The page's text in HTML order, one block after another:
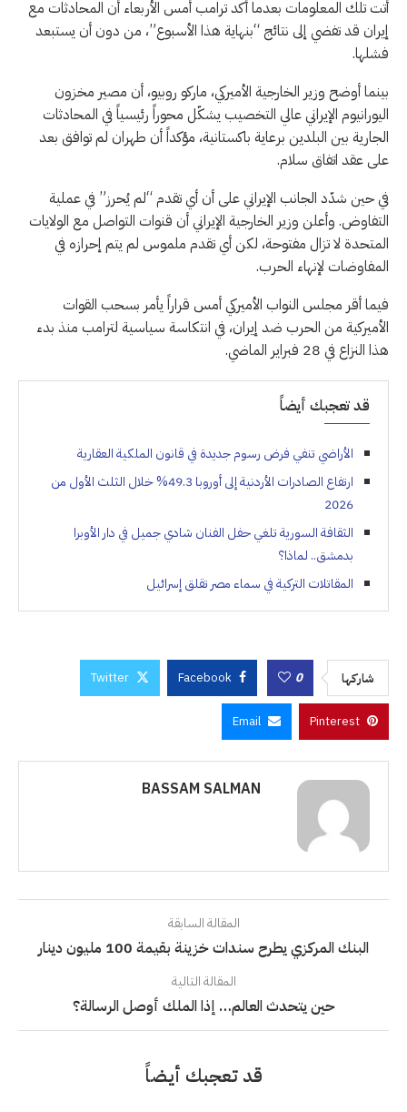
أتت تلك المعلومات بعدما أكد ترامب أمس الأربعاء أن المحادثات مع
إيران قد تفضي إلى نتائج “بنهاية هذا الأسبوع”، من دون أن يستبعد
فشلها.
بينما أوضح وزير الخارجية الأميركي، ماركو روبيو، أن مصير مخزون
اليورانيوم الإيراني عالي التخصيب يشكّل محوراً رئيسياً في المحادثات
الجارية بين البلدين برعاية باكستانية، مؤكداً أن طهران لم توافق بعد
على عقد اتفاق سلام.
في حين شدّد الجانب الإيراني على أن أي تقدم “لم يُحرز” في عملية
التفاوض. وأعلن وزير الخارجية الإيراني أن قنوات التواصل مع الولايات
المتحدة لا تزال مفتوحة، لكن أي تقدم ملموس لم يتم إحرازه في
المفاوضات لإنهاء الحرب.
فيما أقر مجلس النواب الأميركي أمس قراراً يأمر بسحب القوات
الأميركية من الحرب ضد إيران، في انتكاسة سياسية لترامب منذ بدء
هذا النزاع في 28 فبراير الماضي.
قد تعجبك أيضاً
الأراضي تنفي فرض رسوم جديدة في قانون الملكية العقارية
ارتفاع الصادرات الأردنية إلى أوروبا 49.3% خلال الثلث الأول من
2026
الثقافة السورية تلغي حفل الفنان شادي جميل في دار الأوبرا
بدمشق.. لماذا؟
المقاتلات التركية في سماء مصر تقلق إسرائيل
شاركها 0
Facebook
Twitter
Pinterest
Email
BASSAM SALMAN
المقالة السابقة
البنك المركزي يطرح سندات خزينة بقيمة 100 مليون دينار
المقالة التالية
حين يتحدث العالم… إذا الملك أوصل الرسالة؟
قد تعجبك أيضاً